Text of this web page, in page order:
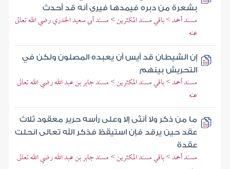
بشعرة من دبره فيمدها فيرى أنه قد أحدث
مسند أحمد > باقي مسند المكثرين > مسند أبي سعيد الخدري رضي الله تعالى
عنه
إن الشيطان قد أيس أن يعبده المصلون ولكن في
التحريش بينهم
مسند أحمد > باقي مسند المكثرين > مسند جابر بن عبد الله رضي الله تعالى
عنه
ما من ذكر ولا أنثى إلا وعلى رأسه حرير معقود ثلاث
عقد حين يرقد فإن استيقظ فذكر الله تعالى انحلت
عقدة
مسند أحمد > باقي مسند المكثرين > مسند جابر بن عبد الله رضي الله تعالى